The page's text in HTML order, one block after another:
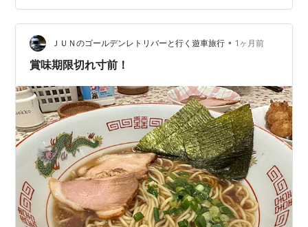
すく、初めてでも歩きやすいです。 尾道ラーメンを楽し
む 尾道グルメといえば、尾道ラーメンを思い浮かべる人
も多いと思います。散策の途中でラーメン店に立ち寄る
と、町歩きの楽しみがぐっと増えます。人気店は…
ＪＵＮのゴールデンレトリバーと行く遊車旅行 • 1ヶ月前
賞味期限切れ寸前！